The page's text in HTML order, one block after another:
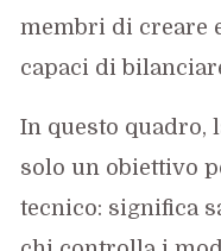
membri di creare
capaci di
In questo quadro,
solo un obiettivo
tecnico: significa